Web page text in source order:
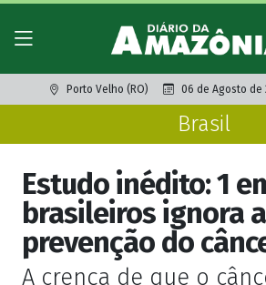
Porto Velho (RO) 06 de Agosto de
Brasil
Estudo inédito: 1
brasileiros ignora a
prevenção do
A crença de que o